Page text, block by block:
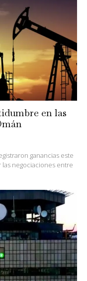
en las
ganancias este
negociaciones entre